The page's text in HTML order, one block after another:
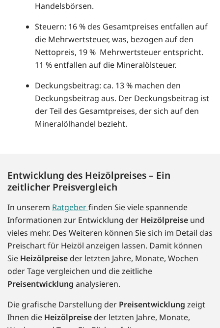
Handelsbörsen.
Steuern: 16 % des Gesamtpreises entfallen auf
die Mehrwertsteuer, was, bezogen auf den
Nettopreis, 19 % Mehrwertsteuer entspricht.
11 % entfallen auf die Mineralölsteuer.
Deckungsbeitrag: ca. 13 % machen den
Deckungsbeitrag aus. Der Deckungsbeitrag ist
der Teil des Gesamtpreises, der sich auf den
Mineralölhandel bezieht.
Entwicklung des Heizölpreises – Ein
zeitlicher Preisvergleich
In unserem Ratgeberfinden Sie viele spannende
Informationen zur Entwicklung der Heizölpreise und
vieles mehr. Des Weiteren können Sie sich im Detail das
Preischart für Heizöl anzeigen lassen. Damit können
Sie Heizölpreise der letzten Jahre, Monate, Wochen
oder Tage vergleichen und die zeitliche
Preisentwicklung analysieren.
Die grafische Darstellung der Preisentwicklung zeigt
Ihnen die Heizölpreise der letzten Jahre, Monate,